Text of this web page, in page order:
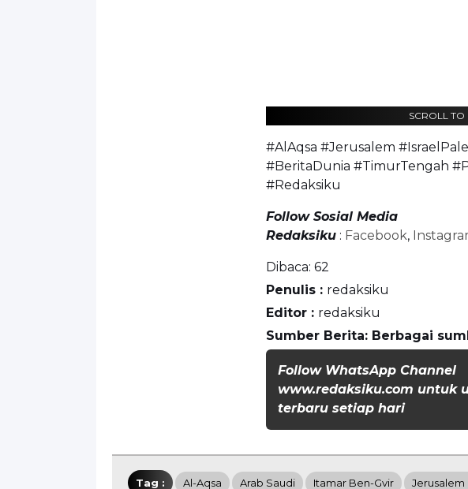
SCROLL TO
#AlAqsa #Jerusalem
#BeritaDunia #TimurTengah
#Redaksiku
Follow Sosial Media
Redaksiku : Facebook,
Dibaca: 62
Penulis : redaksiku
Editor : redaksiku
Sumber Berita: Berbagai
Follow WhatsApp Channel
www.redaksiku.com untuk
terbaru setiap hari
Tag : Al-Aqsa Arab Saudi Itamar Ben-Gvir Jerusalem